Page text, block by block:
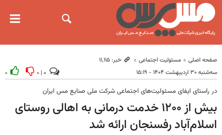
صفحه اصلی مسئولیت اجتماعی
خبر: ۱۱٬۱۱۵
سه‌شنبه ۳۰ اردیبهشت ۱۴۰۴ - ۱۵:۱۹
۰ ۰
در راستای ایفای مسئولیت‌های اجتماعی شرکت ملی صنایع مس ایران
بیش از ۱۲۰۰ خدمت درمانی به اهالی روستای
اسلام‌آباد رفسنجان ارائه شد